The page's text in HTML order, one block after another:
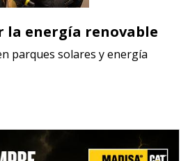
la energía renovable
parques solares y energía